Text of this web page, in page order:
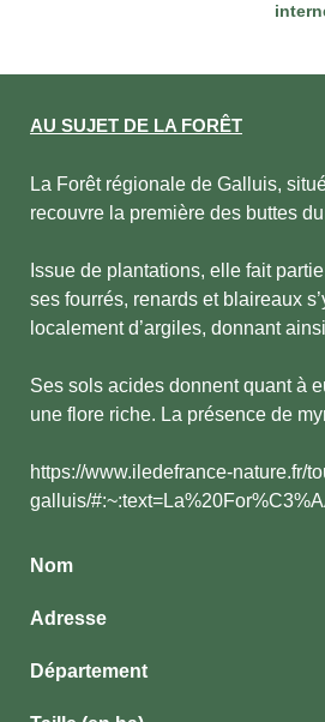
AU SUJET DE LA FORÊT
La Forêt régionale de Galluis,
recouvre la première des buttes
Issue de plantations, elle fait
ses fourrés, renards et blaireaux
localement d’argiles, donnant
Ses sols acides donnent quant à
une flore riche. La présence de
https://www.iledefrance-nature.fr/
galluis/
Nom
Adresse
Département